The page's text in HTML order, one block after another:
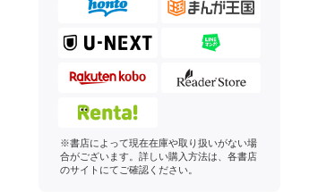
※書店によって現在在庫や取り扱いがない場
合がございます。詳しい購入方法は、各書店
のサイトにてご確認ください。